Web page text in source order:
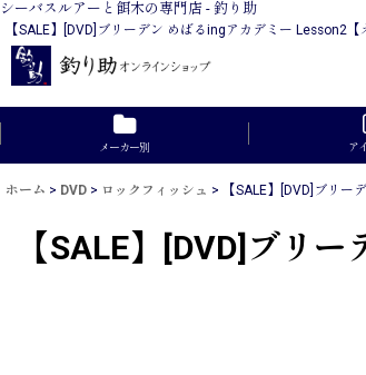
シーバスルアーと餌木の専門店 - 釣り助
【SALE】[DVD]ブリーデン めばるingアカデミー Lesson2
メーカー別 ア
ホーム > DVD > ロックフィッシュ > 【SALE】[DVD]ブリ
【SALE】[DVD]ブリ